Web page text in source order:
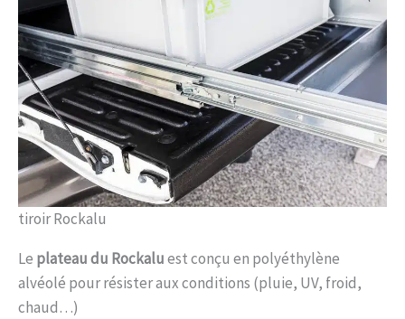
tiroir Rockalu
Le plateau du Rockaluest conçu en polyéthylène
alvéolé pour résister aux conditions (pluie, UV, froid,
chaud…)